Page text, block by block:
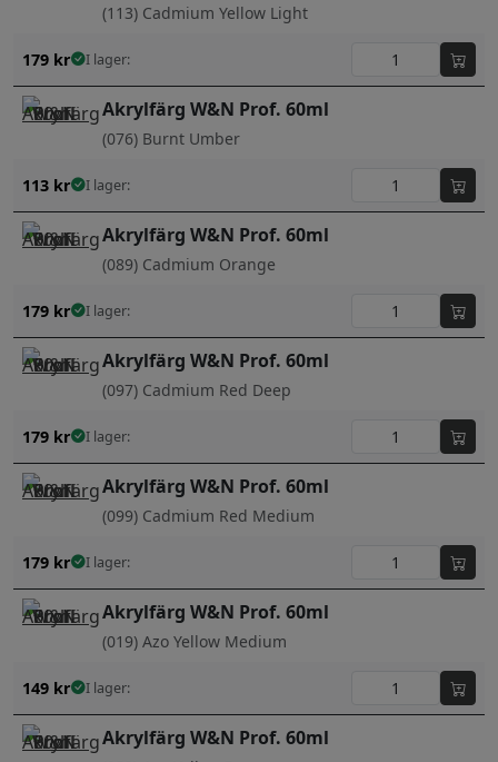
(113) Cadmium Yellow Light
179 kr I lager:
Akrylfärg W&N Prof. 60ml
(076) Burnt Umber
113 kr I lager:
Akrylfärg W&N Prof. 60ml
(089) Cadmium Orange
179 kr I lager:
Akrylfärg W&N Prof. 60ml
(097) Cadmium Red Deep
179 kr I lager:
Akrylfärg W&N Prof. 60ml
(099) Cadmium Red Medium
179 kr I lager:
Akrylfärg W&N Prof. 60ml
(019) Azo Yellow Medium
149 kr I lager:
Akrylfärg W&N Prof. 60ml